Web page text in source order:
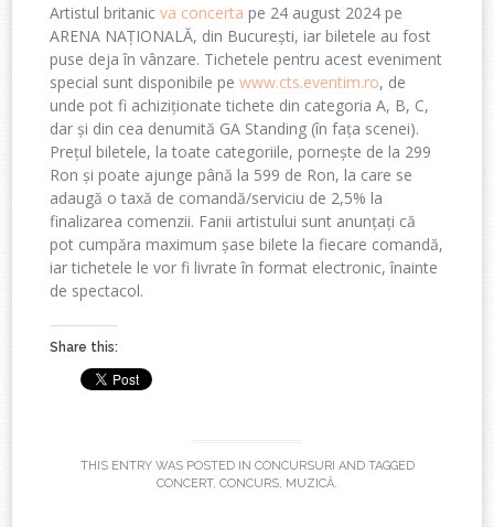
Artistul britanicva concerta pe 24 august 2024 pe
ARENA NAȚIONALĂ, din București, iar biletele au fost
puse deja în vânzare. Tichetele pentru acest eveniment
special sunt disponibile pewww.cts.eventim.ro, de
unde pot fi achiziționate tichete din categoria A, B, C,
dar și din cea denumită GA Standing (în fața scenei).
Prețul biletele, la toate categoriile, pornește de la 299
Ron și poate ajunge până la 599 de Ron, la care se
adaugă o taxă de comandă/serviciu de 2,5% la
finalizarea comenzii. Fanii artistului sunt anunțați că
pot cumpăra maximum șase bilete la fiecare comandă,
iar tichetele le vor fi livrate în format electronic, înainte
de spectacol.
Share this:
THIS ENTRY WAS POSTED IN CONCURSURI AND TAGGED
CONCERT, CONCURS, MUZICĂ.